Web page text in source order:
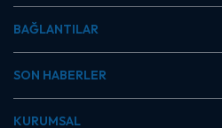
BAĞLANTILAR
SON HABERLER
KURUMSAL